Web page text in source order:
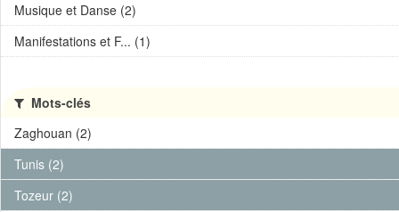
Musique et Danse (2)
Manifestations et F... (1)
Mots-clés
Zaghouan (2)
Tunis (2)
Tozeur (2)